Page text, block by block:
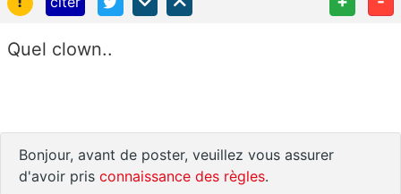
Quel clown..
Bonjour, avant de poster, veuillez vous assurer
d'avoir pris connaissance des règles.